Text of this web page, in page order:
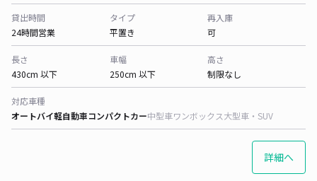
貸出時間
24時間営業
タイプ
平置き
再入庫
可
長さ
430cm 以下
車幅
250cm 以下
高さ
制限なし
対応車種
オートバイ軽自動車コンパクトカー中型車ワンボックス大型車・SUV
詳細へ